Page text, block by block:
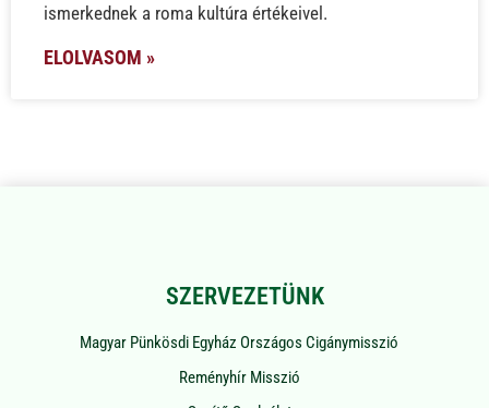
ismerkednek a roma kultúra értékeivel.
ELOLVASOM »
SZERVEZETÜNK
Magyar Pünkösdi Egyház Országos Cigánymisszió
Reményhír Misszió